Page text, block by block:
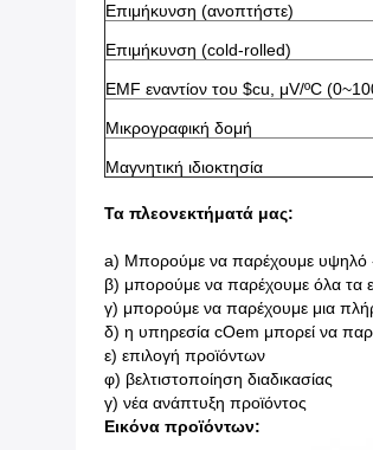
Επιμήκυνση (ανοπτήστε)
Επιμήκυνση (cold-rolled)
EMF εναντίον του $cu, μV/ºC
Μικρογραφική δομή
Μαγνητική ιδιοκτησία
Τα πλεονεκτήματά μας:
a) Μπορούμε να παρέχουμε υψηλό -
β) μπορούμε να παρέχουμε όλα τα
γ) μπορούμε να παρέχουμε μια
δ) η υπηρεσία cOem μπορεί να
ε) επιλογή προϊόντων
φ) βελτιστοποίηση διαδικασίας
γ) νέα ανάπτυξη προϊόντος
Εικόνα προϊόντων: